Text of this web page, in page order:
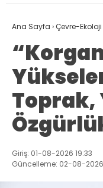
Ana Sayfa ›Çevre-Ekoloji
Toprak,
Giriş: 01-08-2026 19:33
Güncelleme: 02-08-2026